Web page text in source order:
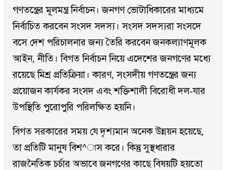
গণতন্ত্রের মূলমন্ত্র নির্বাচন। জনগণ ভোটাধিকারের মাধ্যমে
নির্বাচিত করবেন সংসদ সদস্য। সংসদ সদস্যরা সংসদে
বসে দেশ পরিচালনার জন্য তৈরি করবেন জনকল্যাণমূলক
আইন, নীতি। বিগত নির্বাচন নিয়ে এদেশের জনগণের মধ্যে
রয়েছে মিশ্র প্রতিক্রিয়া। কারণ, সংসদীয় গণতন্ত্রের জন্য
প্রয়োজন কার্যকর সংসদ এবং শক্তিশালী বিরোধী দল-যার
উপস্থিতি পুরোপুরি পরিলক্ষিত হয়নি।
বিগত সরকারের সময় যে দৃশ্যমান অনেক উন্নয়ন হয়েছে,
তা প্রতিটি মানুষ বিশ^াস করে। কিন্তু সুস্থধারার
রাজনৈতিক চর্চার অভাবে জনগণের কাছে বিষয়টি হয়তো